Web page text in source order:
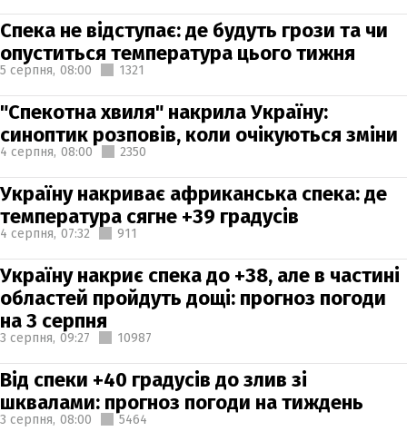
Спека не відступає: де будуть грози та чи
опуститься температура цього тижня
5 серпня, 08:00 1321
"Спекотна хвиля" накрила Україну:
синоптик розповів, коли очікуються зміни
4 серпня, 08:00 2350
Україну накриває африканська спека: де
температура сягне +39 градусів
4 серпня, 07:32 911
Україну накриє спека до +38, але в частині
областей пройдуть дощі: прогноз погоди
на 3 серпня
3 серпня, 09:27 10987
Від спеки +40 градусів до злив зі
шквалами: прогноз погоди на тиждень
3 серпня, 08:00 5464